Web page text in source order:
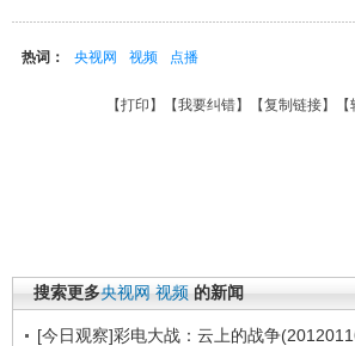
热词： 央视网 视频 点播
【打印 】【我要纠错】【复制链接】【
搜索更多央视网 视频 的新闻
[今日观察]彩电大战：云上的战争